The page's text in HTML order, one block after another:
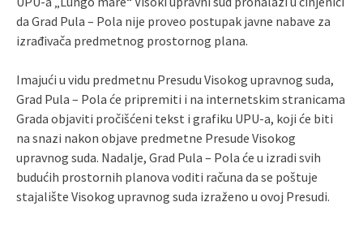
da Grad Pula – Pola nije proveo postupak javne nabave za
izrađivača predmetnog prostornog plana.
Imajući u vidu predmetnu Presudu Visokog upravnog suda,
Grad Pula – Pola će pripremiti i na internetskim stranicama
Grada objaviti pročišćeni tekst i grafiku UPU-a, koji će biti
na snazi nakon objave predmetne Presude Visokog
upravnog suda. Nadalje, Grad Pula – Pola će u izradi svih
budućih prostornih planova voditi računa da se poštuje
stajalište Visokog upravnog suda izraženo u ovoj Presudi.